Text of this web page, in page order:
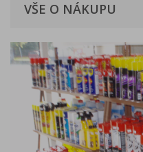
VŠE O NÁKUPU